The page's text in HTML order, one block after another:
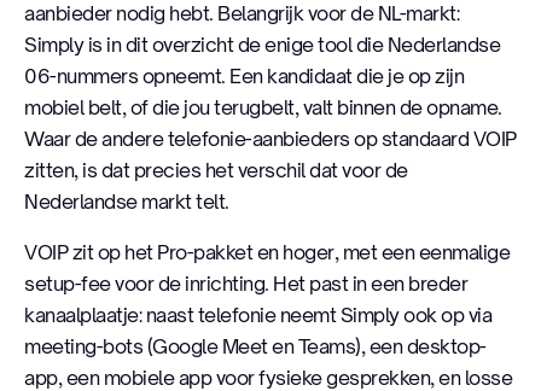
aanbieder nodig hebt. Belangrijk voor de NL-markt:
Simply is in dit overzicht de enige tool die Nederlandse
06-nummers opneemt. Een kandidaat die je op zijn
mobiel belt, of die jou terugbelt, valt binnen de opname.
Waar de andere telefonie-aanbieders op standaard VOIP
zitten, is dat precies het verschil dat voor de
Nederlandse markt telt.
VOIP zit op het Pro-pakket en hoger, met een eenmalige
setup-fee voor de inrichting. Het past in een breder
kanaalplaatje: naast telefonie neemt Simply ook op via
meeting-bots (Google Meet en Teams), een desktop-
app, een mobiele app voor fysieke gesprekken, en losse